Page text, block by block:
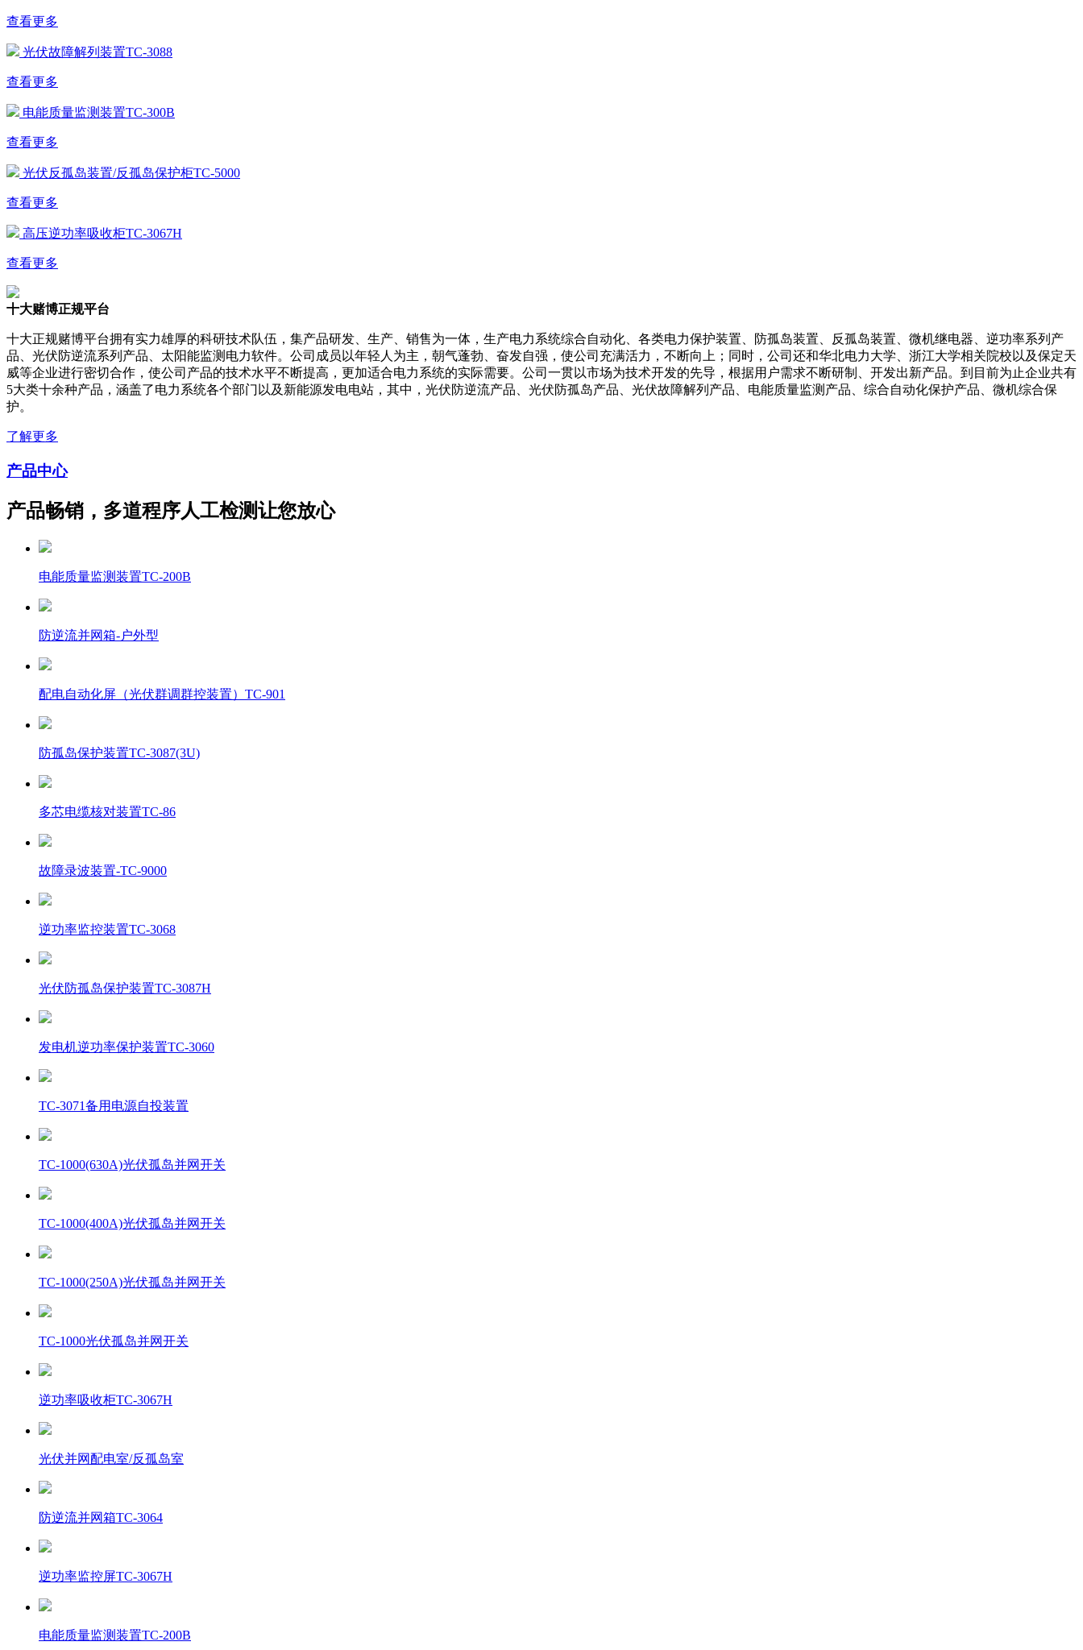
查看更多
光伏故障解列装置TC-3088
查看更多
电能质量监测装置TC-300B
查看更多
光伏反孤岛装置/反孤岛保护柜TC-5000
查看更多
高压逆功率吸收柜TC-3067H
查看更多
十大赌博正规平台
十大正规赌博平台拥有实力雄厚的科研技术队伍，集产品研发、生产、销售为一体，生产电力系统综合自动化、各类电力保护装置、防孤岛装置、反孤岛装置、微机继电器、逆功率系列产
品、光伏防逆流系列产品、太阳能监测电力软件。公司成员以年轻人为主，朝气蓬勃、奋发自强，使公司充满活力，不断向上；同时，公司还和华北电力大学、浙江大学相关院校以及保定天
威等企业进行密切合作，使公司产品的技术水平不断提高，更加适合电力系统的实际需要。公司一贯以市场为技术开发的先导，根据用户需求不断研制、开发出新产品。到目前为止企业共有
5大类十余种产品，涵盖了电力系统各个部门以及新能源发电电站，其中，光伏防逆流产品、光伏防孤岛产品、光伏故障解列产品、电能质量监测产品、综合自动化保护产品、微机综合保
护。
了解更多
产品中心
产品畅销，多道程序人工检测让您放心
电能质量监测装置TC-200B
防逆流并网箱-户外型
配电自动化屏（光伏群调群控装置）TC-901
防孤岛保护装置TC-3087(3U)
多芯电缆核对装置TC-86
故障录波装置-TC-9000
逆功率监控装置TC-3068
光伏防孤岛保护装置TC-3087H
发电机逆功率保护装置TC-3060
TC-3071备用电源自投装置
TC-1000(630A)光伏孤岛并网开关
TC-1000(400A)光伏孤岛并网开关
TC-1000(250A)光伏孤岛并网开关
TC-1000光伏孤岛并网开关
逆功率吸收柜TC-3067H
光伏并网配电室/反孤岛室
防逆流并网箱TC-3064
逆功率监控屏TC-3067H
电能质量监测装置TC-200B